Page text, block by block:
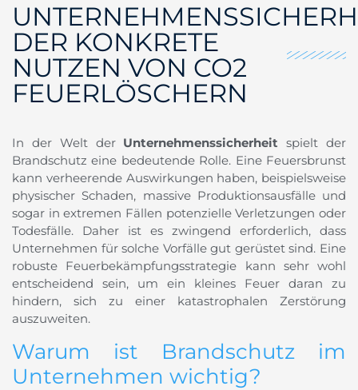
DER KONKRETE
NUTZEN VON CO2
FEUERLÖSCHERN
In der Welt der Unternehmenssicherheit spielt der
Brandschutz eine bedeutende Rolle. Eine Feuersbrunst
kann verheerende Auswirkungen haben, beispielsweise
physischer Schaden, massive Produktionsausfälle und
sogar in extremen Fällen potenzielle Verletzungen oder
Todesfälle. Daher ist es zwingend erforderlich, dass
Unternehmen für solche Vorfälle gut gerüstet sind. Eine
robuste Feuerbekämpfungsstrategie kann sehr wohl
entscheidend sein, um ein kleines Feuer daran zu
hindern, sich zu einer katastrophalen Zerstörung
auszuweiten.
Warum ist Brandschutz im
Unternehmen wichtig?